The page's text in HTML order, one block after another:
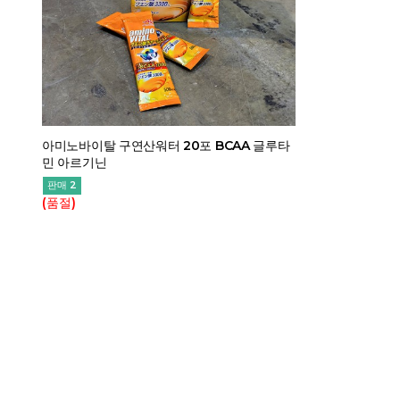
아미노바이탈 구연산워터 20포 BCAA 글루타
민 아르기닌
판매 2
(품절)